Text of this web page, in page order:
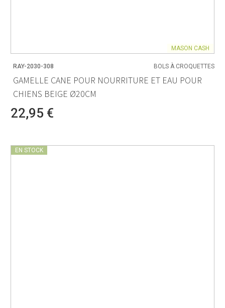
MASON CASH
RAY-2030-308 BOLS À CROQUETTES
GAMELLE CANE POUR NOURRITURE ET EAU POUR
CHIENS BEIGE Ø20CM
22,95 €
EN STOCK